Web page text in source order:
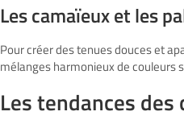
Les camaïeux et les
Pour créer des tenues douces et
mélanges harmonieux de couleurs
Les tendances